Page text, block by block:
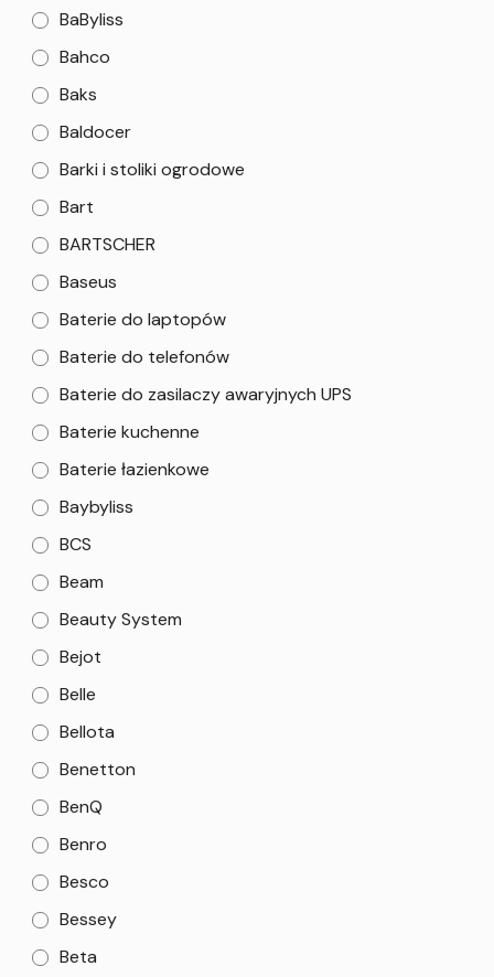
BaByliss
Bahco
Baks
Baldocer
Barki i stoliki ogrodowe
Bart
BARTSCHER
Baseus
Baterie do laptopów
Baterie do telefonów
Baterie do zasilaczy awaryjnych UPS
Baterie kuchenne
Baterie łazienkowe
Baybyliss
BCS
Beam
Beauty System
Bejot
Belle
Bellota
Benetton
BenQ
Benro
Besco
Bessey
Beta